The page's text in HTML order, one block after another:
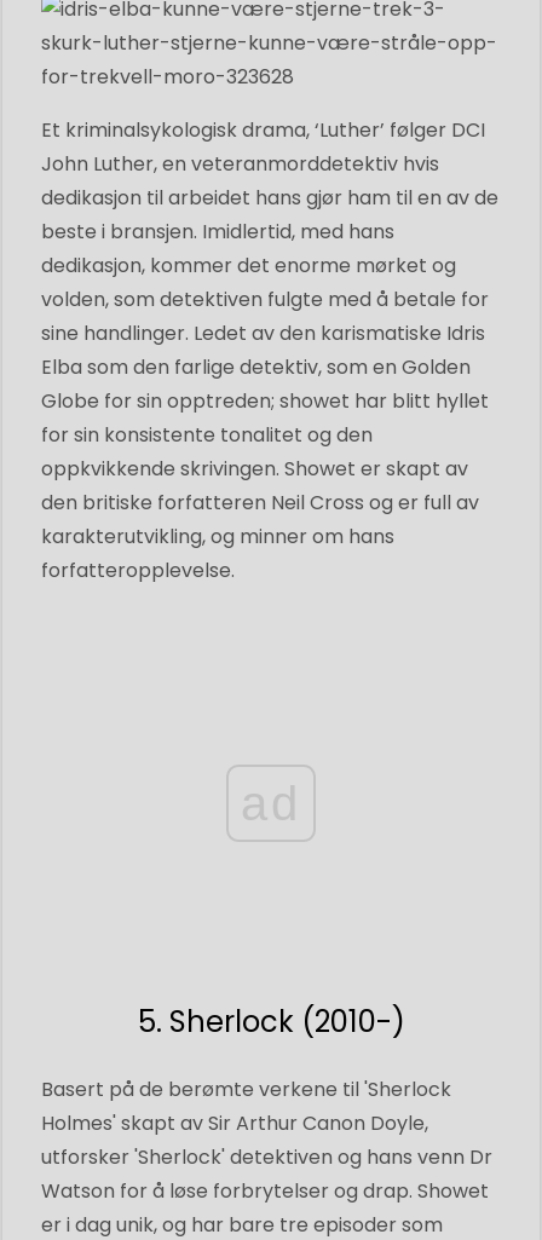
Et kriminalsykologisk drama, ‘Luther’ følger DCI
John Luther, en veteranmorddetektiv hvis
dedikasjon til arbeidet hans gjør ham til en av de
beste i bransjen. Imidlertid, med hans
dedikasjon, kommer det enorme mørket og
volden, som detektiven fulgte med å betale for
sine handlinger. Ledet av den karismatiske Idris
Elba som den farlige detektiv, som en Golden
Globe for sin opptreden; showet har blitt hyllet
for sin konsistente tonalitet og den
oppkvikkende skrivingen. Showet er skapt av
den britiske forfatteren Neil Cross og er full av
karakterutvikling, og minner om hans
forfatteropplevelse.
ad
5. Sherlock (2010-)
Basert på de berømte verkene til 'Sherlock
Holmes' skapt av Sir Arthur Canon Doyle,
utforsker 'Sherlock' detektiven og hans venn Dr
Watson for å løse forbrytelser og drap. Showet
er i dag unik, og har bare tre episoder som